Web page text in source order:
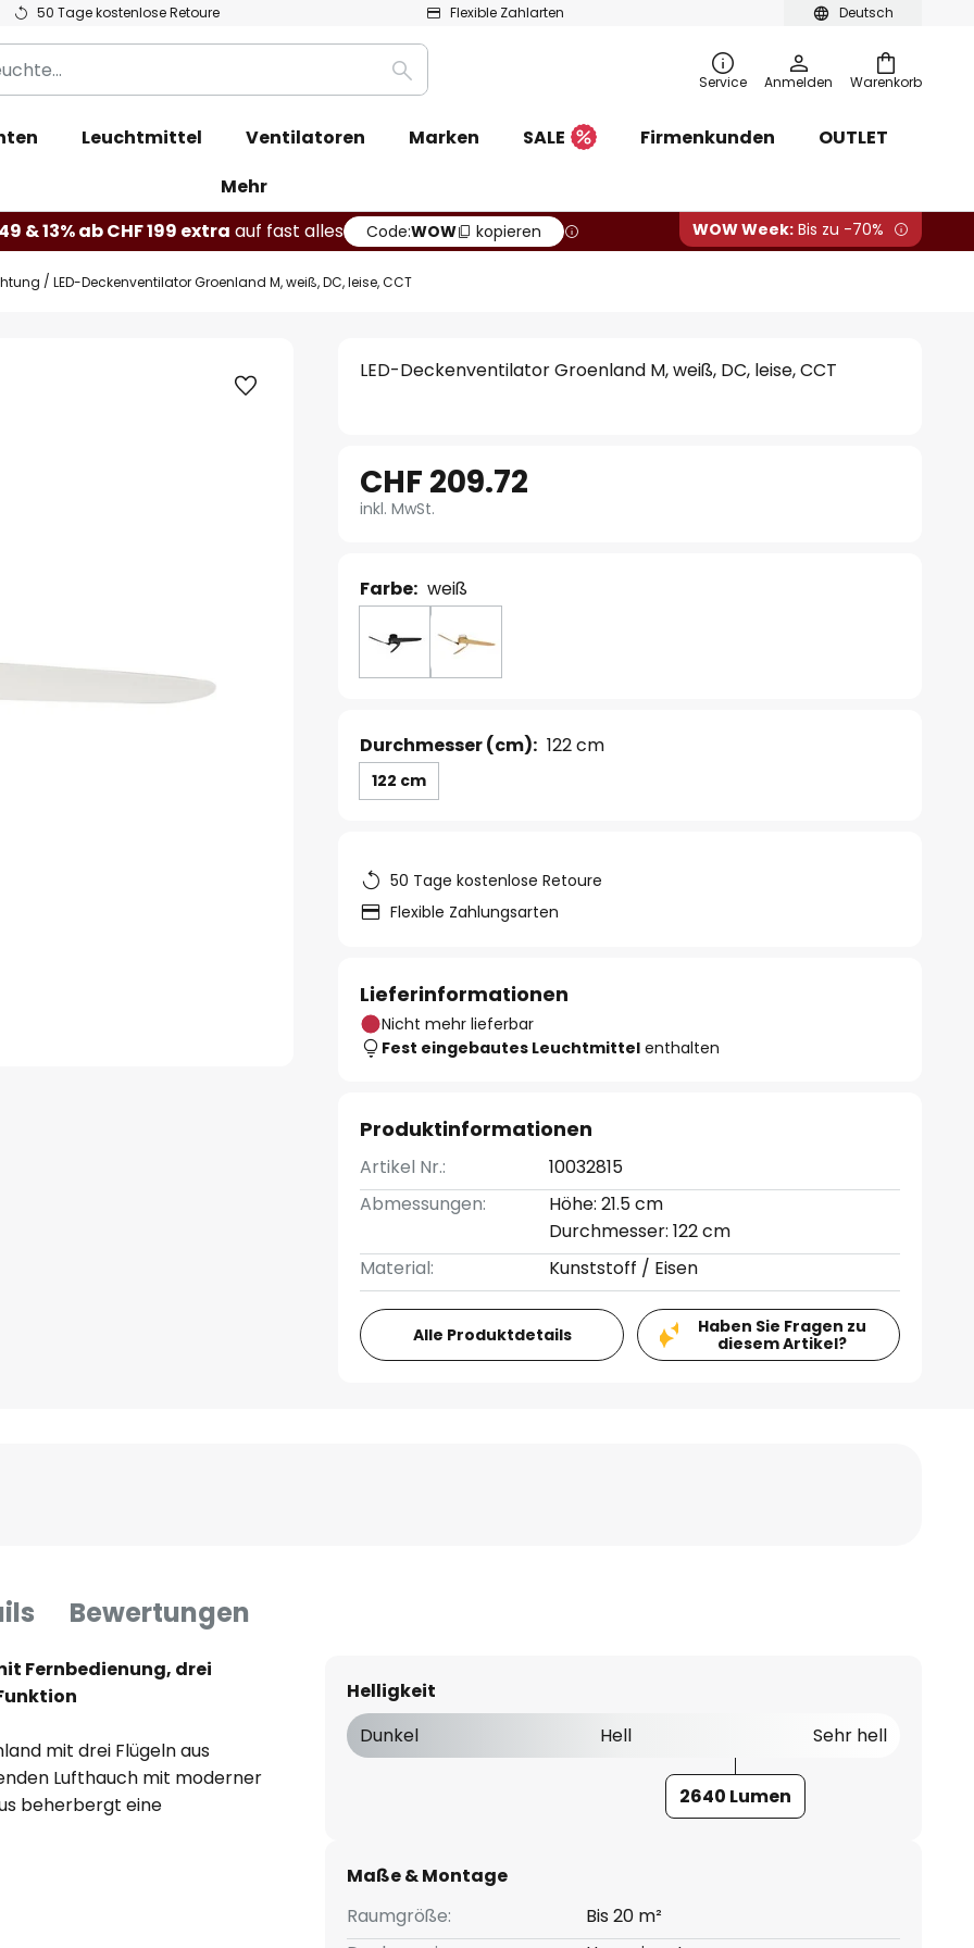
Deutsch
50 Tage kostenlose Retoure Flexible Zahlarten
Warenkorb
Suche Service Anmelden
Leuchtmittel Ventilatoren Marken SALE Firmenkunden
OUTLET
Mehr
& 13% ab CHF 199 extra auf fast alles Code:WOW kopieren WOW Week: Bis zu -70%
LED-Deckenventilator Groenland M, weiß, DC, leise, CCT
LED-Deckenventilator Groenland M, weiß, DC, leise, CCT
CHF 209.72
inkl. MwSt.
Farbe: weiß
Durchmesser (cm): 122 cm
122 cm
50 Tage kostenlose Retoure
Flexible Zahlungsarten
Lieferinformationen
Nicht mehr lieferbar
Fest eingebautes Leuchtmittel enthalten
Produktinformationen
Artikel Nr.:
10032815
Abmessungen:
Höhe: 21.5 cm
Durchmesser: 122 cm
Material:
Kunststoff / Eisen
Alle Produktdetails
Haben Sie Fragen zu
diesem Artikel?
Bewertungen
Fernbedienung, drei
mit drei Flügeln aus
Lufthauch mit moderner
beherbergt eine
Licht gedimmt und in der
gestreut nach unten. Zur
Helligkeit
Dunkel
Hell Sehr hell
2640 Lumen
Maße & Montage
Raumgröße:
Bis 20 m²